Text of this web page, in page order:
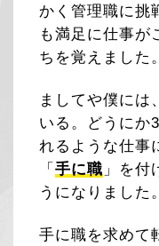
かく管理職に挑
も満足に仕事が
ちを覚えました。
ましてや僕には
いる。どうにか
れるような仕事
「手に職 」を付
うになりました。
手に職を求めて